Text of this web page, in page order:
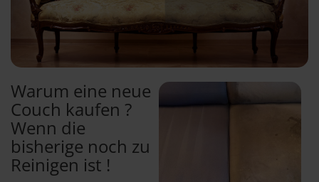
Warum eine neue
Couch kaufen ?
Wenn die
bisherige noch zu
Reinigen ist !